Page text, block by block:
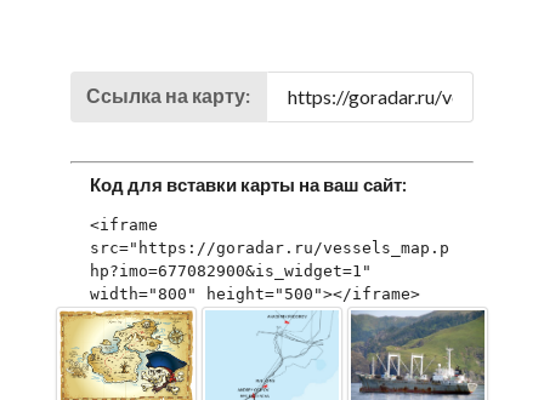
Ссылка на карту:
Код для вставки карты на ваш сайт:
<iframe
src="https://goradar.ru/vessels_map.p
hp?imo=677082900&is_widget=1"
width="800" height="500"></iframe>